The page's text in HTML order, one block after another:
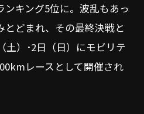
キング5位に。波乱もあっ
とどまれ、その最終決戦と
土）･2日（日）にモビリテ
レースとして開催され